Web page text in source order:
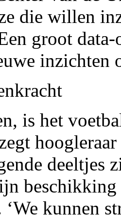
die willen
groot
inzichten
is het
deeltjes
beschikking
kunnen